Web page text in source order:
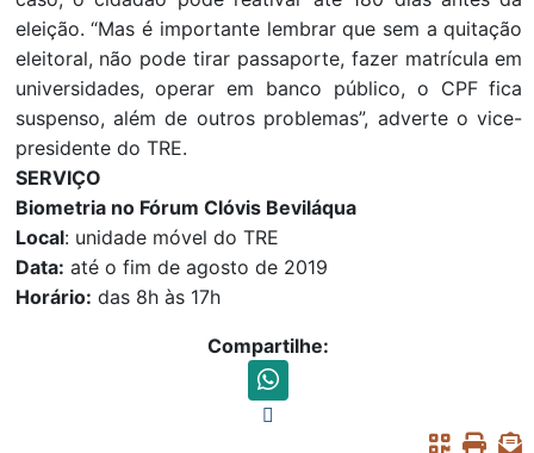
eleição. “Mas é importante lembrar que sem a quitação
eleitoral, não pode tirar passaporte, fazer matrícula em
universidades, operar em banco público, o CPF fica
suspenso, além de outros problemas”, adverte o vice-
presidente do TRE.
SERVIÇO
Biometria no Fórum Clóvis Beviláqua
Local: unidade móvel do TRE
Data: até o fim de agosto de 2019
Horário: das 8h às 17h
Compartilhe: